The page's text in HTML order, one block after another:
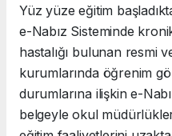
Yüz yüze eğitim
e-Nabız Sisteminde
hastalığı bulunan resmi
kurumlarında öğrenim
durumlarına ilişkin e-
belgeyle okul